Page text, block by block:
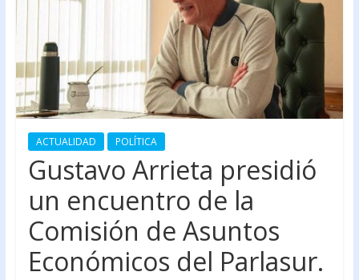
ACTUALIDAD POLÍTICA
Gustavo Arrieta presidió
un encuentro de la
Comisión de Asuntos
Económicos del Parlasur.